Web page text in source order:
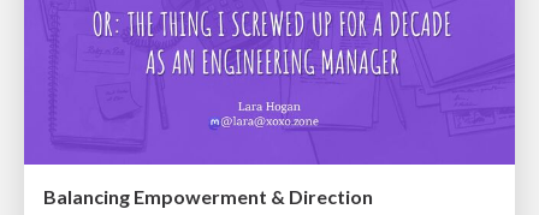
Balancing Empowerment & Direction